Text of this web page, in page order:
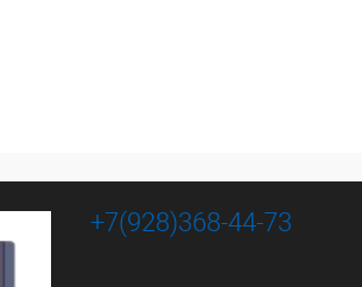
+7(928)368-44-73